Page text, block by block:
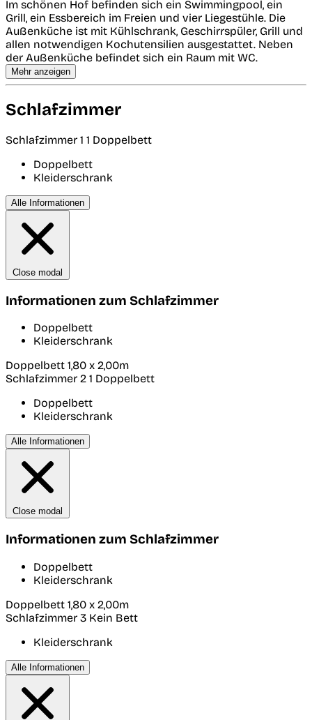
Im schönen Hof befinden sich ein Swimmingpool, ein
Grill, ein Essbereich im Freien und vier Liegestühle. Die
Außenküche ist mit Kühlschrank, Geschirrspüler, Grill und
allen notwendigen Kochutensilien ausgestattet. Neben
der Außenküche befindet sich ein Raum mit WC.
Mehr anzeigen
Schlafzimmer
Schlafzimmer 1 1 Doppelbett
Doppelbett
Kleiderschrank
Alle Informationen
Close modal
Informationen zum Schlafzimmer
Doppelbett
Kleiderschrank
Doppelbett 1,80 x 2,00m
Schlafzimmer 2 1 Doppelbett
Doppelbett
Kleiderschrank
Alle Informationen
Close modal
Informationen zum Schlafzimmer
Doppelbett
Kleiderschrank
Doppelbett 1,80 x 2,00m
Schlafzimmer 3 Kein Bett
Kleiderschrank
Alle Informationen